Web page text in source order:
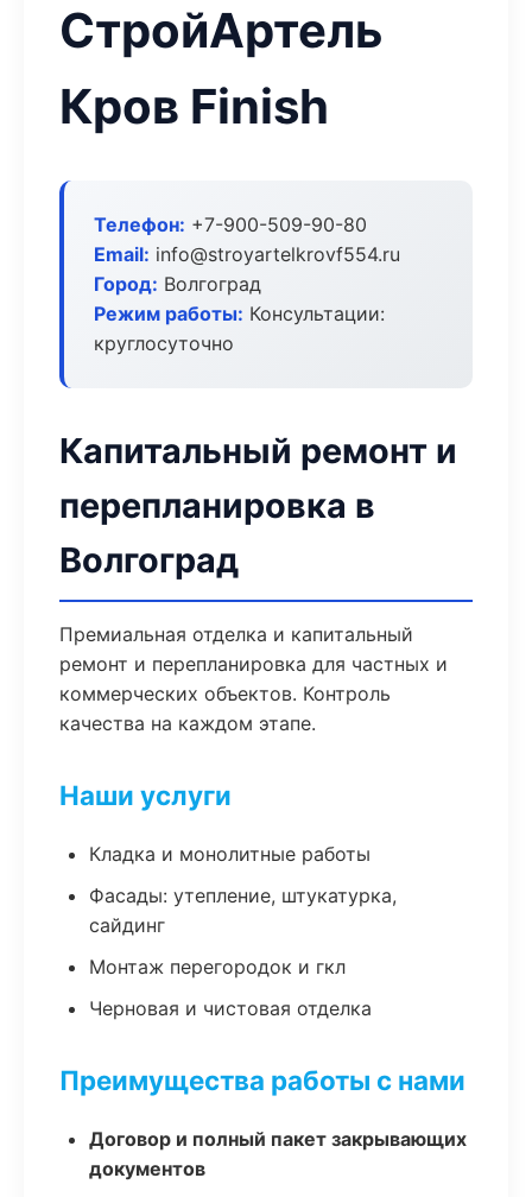
СтройАртель
Кров Finish
Телефон: +7-900-509-90-80
Email: info@stroyartelkrovf554.ru
Город: Волгоград
Режим работы: Консультации:
круглосуточно
Капитальный ремонт и
перепланировка в
Волгоград
Премиальная отделка и капитальный
ремонт и перепланировка для частных и
коммерческих объектов. Контроль
качества на каждом этапе.
Наши услуги
Кладка и монолитные работы
Фасады: утепление, штукатурка,
сайдинг
Монтаж перегородок и гкл
Черновая и чистовая отделка
Преимущества работы с нами
Договор и полный пакет закрывающих
документов